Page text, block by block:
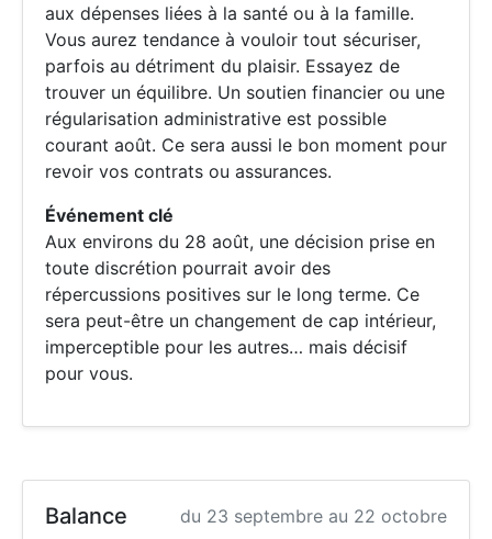
aux dépenses liées à la santé ou à la famille.
Vous aurez tendance à vouloir tout sécuriser,
parfois au détriment du plaisir. Essayez de
trouver un équilibre. Un soutien financier ou une
régularisation administrative est possible
courant août. Ce sera aussi le bon moment pour
revoir vos contrats ou assurances.
Événement clé
Aux environs du 28 août, une décision prise en
toute discrétion pourrait avoir des
répercussions positives sur le long terme. Ce
sera peut-être un changement de cap intérieur,
imperceptible pour les autres… mais décisif
pour vous.
Balance du 23 septembre au 22 octobre